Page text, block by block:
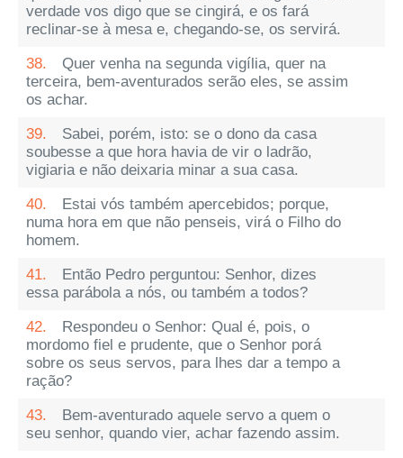
verdade vos digo que se cingirá, e os fará
reclinar-se à mesa e, chegando-se, os servirá.
38.
Quer venha na segunda vigília, quer na
terceira, bem-aventurados serão eles, se assim
os achar.
39.
Sabei, porém, isto: se o dono da casa
soubesse a que hora havia de vir o ladrão,
vigiaria e não deixaria minar a sua casa.
40.
Estai vós também apercebidos; porque,
numa hora em que não penseis, virá o Filho do
homem.
41.
Então Pedro perguntou: Senhor, dizes
essa parábola a nós, ou também a todos?
42.
Respondeu o Senhor: Qual é, pois, o
mordomo fiel e prudente, que o Senhor porá
sobre os seus servos, para lhes dar a tempo a
ração?
43.
Bem-aventurado aquele servo a quem o
seu senhor, quando vier, achar fazendo assim.